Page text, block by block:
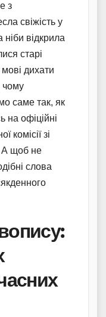
з
свіжість у
відкрила
старі
дихати
чому
саме так, як
на офіційні
комісії зі
А щоб не
слова